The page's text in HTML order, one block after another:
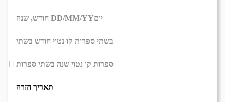
DD/MM/YYיום
בשתי ספרות קו נטוי חודש בשתי
ספרות קו נטוי שנה בשתי ספרות
תאריך חזרה